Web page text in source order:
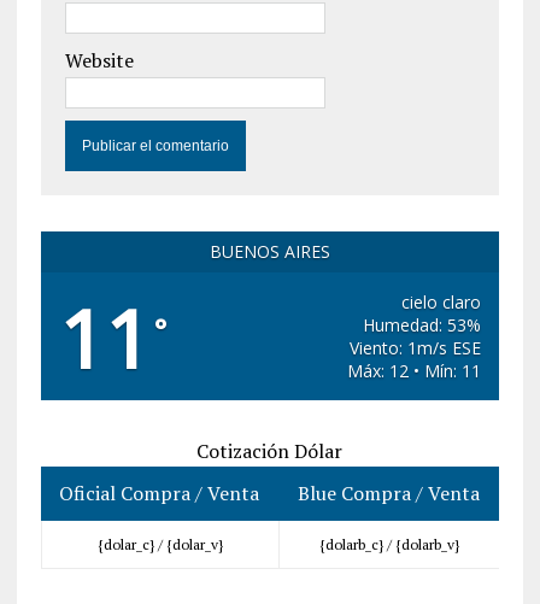
Website
BUENOS AIRES
11 °
cielo claro
Humedad: 53%
Viento: 1m/s ESE
Máx: 12 • Mín: 11
Cotización Dólar
Oficial Compra / Venta
Blue Compra / Venta
{dolar_c} / {dolar_v} {dolarb_c} / {dolarb_v}